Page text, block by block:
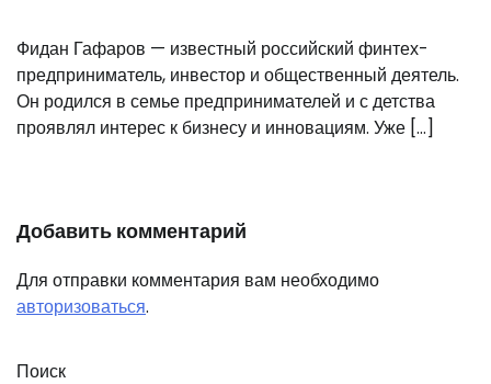
Фидан Гафаров — известный российский финтех-
предприниматель, инвестор и общественный деятель.
Он родился в семье предпринимателей и с детства
проявлял интерес к бизнесу и инновациям. Уже […]
Добавить комментарий
Для отправки комментария вам необходимо
авторизоваться.
Поиск